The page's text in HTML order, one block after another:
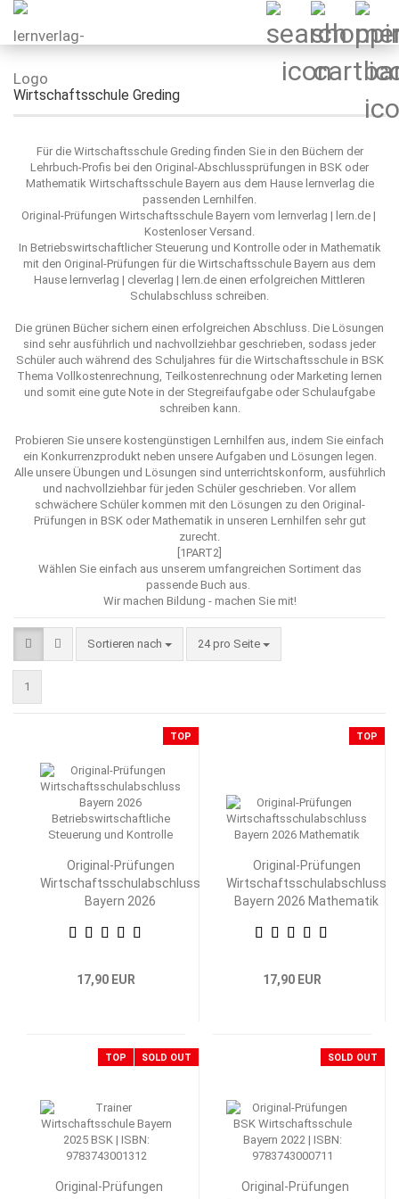
Wirtschaftsschule Greding
Für die Wirtschaftsschule Greding finden Sie in den Büchern der
Lehrbuch-Profis bei den Original-Abschlussprüfungen in BSK oder
Mathematik Wirtschaftsschule Bayern aus dem Hause lernverlag die
passenden Lernhilfen.
Original-Prüfungen Wirtschaftsschule Bayern vom lernverlag | lern.de |
Kostenloser Versand.
In Betriebswirtschaftlicher Steuerung und Kontrolle oder in Mathematik
mit den Original-Prüfungen für die Wirtschaftsschule Bayern aus dem
Hause lernverlag | cleverlag | lern.de einen erfolgreichen Mittleren
Schulabschluss schreiben.
Die grünen Bücher sichern einen erfolgreichen Abschluss. Die Lösungen
sind sehr ausführlich und nachvollziehbar geschrieben, sodass jeder
Schüler auch während des Schuljahres für die Wirtschaftsschule in BSK
Thema Vollkostenrechnung, Teilkostenrechnung oder Marketing lernen
und somit eine gute Note in der Stegreifaufgabe oder Schulaufgabe
schreiben kann.
Probieren Sie unsere kostengünstigen Lernhilfen aus, indem Sie einfach
ein Konkurrenzprodukt neben unsere Aufgaben und Lösungen legen.
Alle unsere Übungen und Lösungen sind unterrichtskonform, ausführlich
und nachvollziehbar für jeden Schüler geschrieben. Vor allem
schwächere Schüler kommen mit den Lösungen zu den Original-
Prüfungen in BSK oder Mathematik in unseren Lernhilfen sehr gut
zurecht.
[1PART2]
Wählen Sie einfach aus unserem umfangreichen Sortiment das
passende Buch aus.
Wir machen Bildung - machen Sie mit!
Sortieren nach
Sortieren nach 24 pro Seite
pro Seite
1
TOP
Original-Prüfungen
Wirtschaftsschulabschluss
Bayern 2026
Steuerung und Kontrolle
17,90 EUR
TOP
Original-Prüfungen
Wirtschaftsschulabschluss
Bayern 2026 Mathematik
17,90 EUR
TOP SOLD OUT
Original-Prüfungen
SOLD OUT
Original-Prüfungen